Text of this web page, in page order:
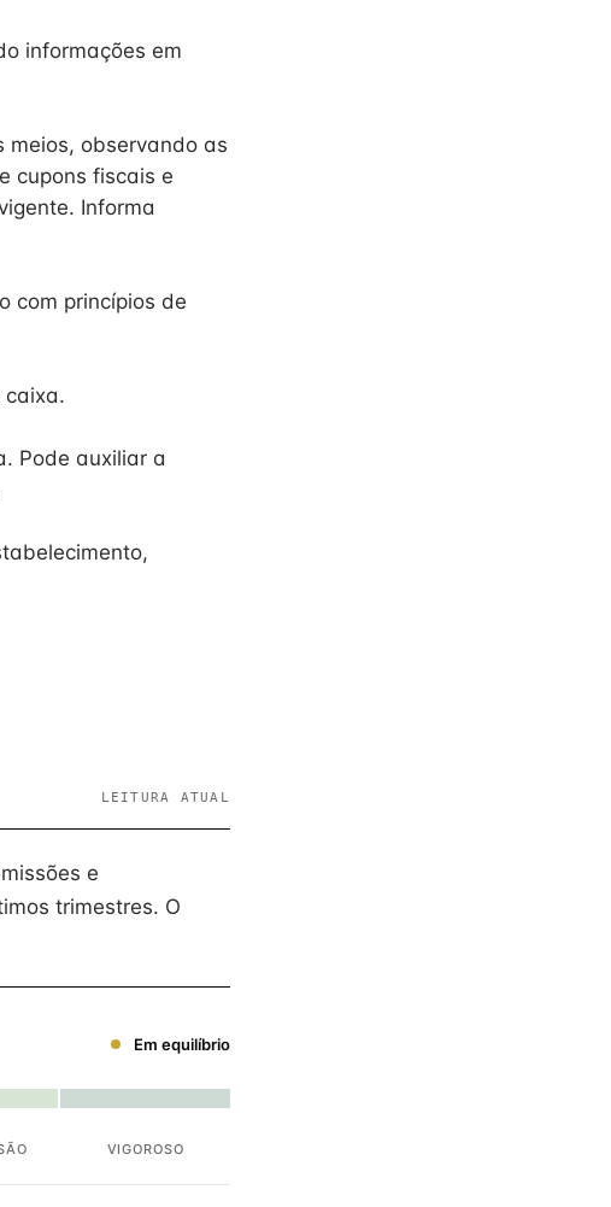
informações em
meios, observando as
cupons fiscais e
Informa
com princípios de
caixa.
Pode auxiliar a
LEITURA ATUAL
e
trimestres. O
Em equilíbrio
VIGOROSO